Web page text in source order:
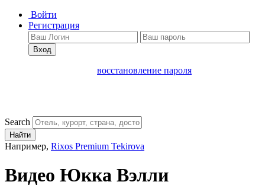
Войти
Регистрация
Вход
восстановление пароля
Search
Найти
Например, Rixos Premium Tekirova
Видео Юкка Вэлли